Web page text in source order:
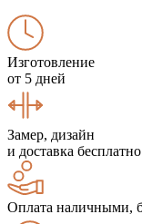
Изготовление
от 5 дней
Замер, дизайн
и доставка бесплатно
Оплата наличными,